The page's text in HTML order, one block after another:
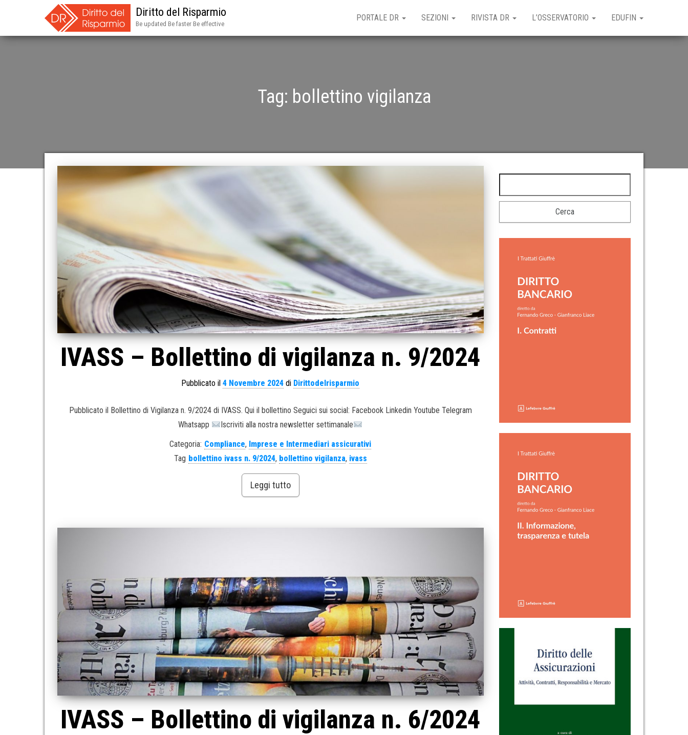
Diritto del Risparmio
Be updated Be faster Be effective
PORTALE DR SEZIONI RIVISTA DR L’OSSERVATORIO EDUFIN
Tag: bollettino vigilanza
IVASS – Bollettino di vigilanza n. 9/2024
Pubblicato il4 Novembre 2024 di Dirittodelrisparmio
Pubblicato il Bollettino di Vigilanza n. 9/2024 di IVASS. Qui il bollettino Seguici sui social: Facebook Linkedin Youtube Telegram
Whatsapp
Iscriviti alla nostra newsletter settimanale
Categoria: Compliance, Imprese e Intermediari assicurativi
Tag bollettino ivass n. 9/2024, bollettino vigilanza, ivass
Leggi tutto
IVASS – Bollettino di vigilanza n. 6/2024